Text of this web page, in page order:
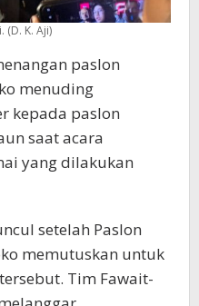
(D. K. Aji)
paslon
menuding
kepada paslon
saat acara
yang dilakukan
setelah Paslon
memutuskan untuk
Tim Fawait-